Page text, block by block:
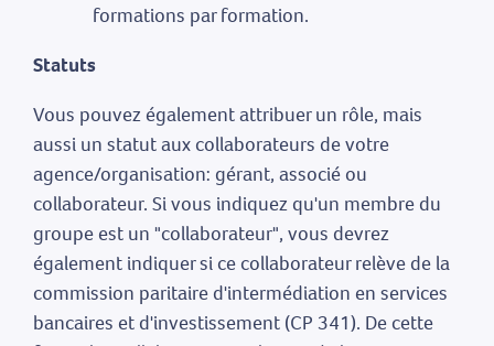
formations par formation.
Statuts
Vous pouvez également attribuer un rôle, mais
aussi un statut aux collaborateurs de votre
agence/organisation: gérant, associé ou
collaborateur. Si vous indiquez qu'un membre du
groupe est un "collaborateur", vous devrez
également indiquer si ce collaborateur relève de la
commission paritaire d'intermédiation en services
bancaires et d'investissement (CP 341). De cette